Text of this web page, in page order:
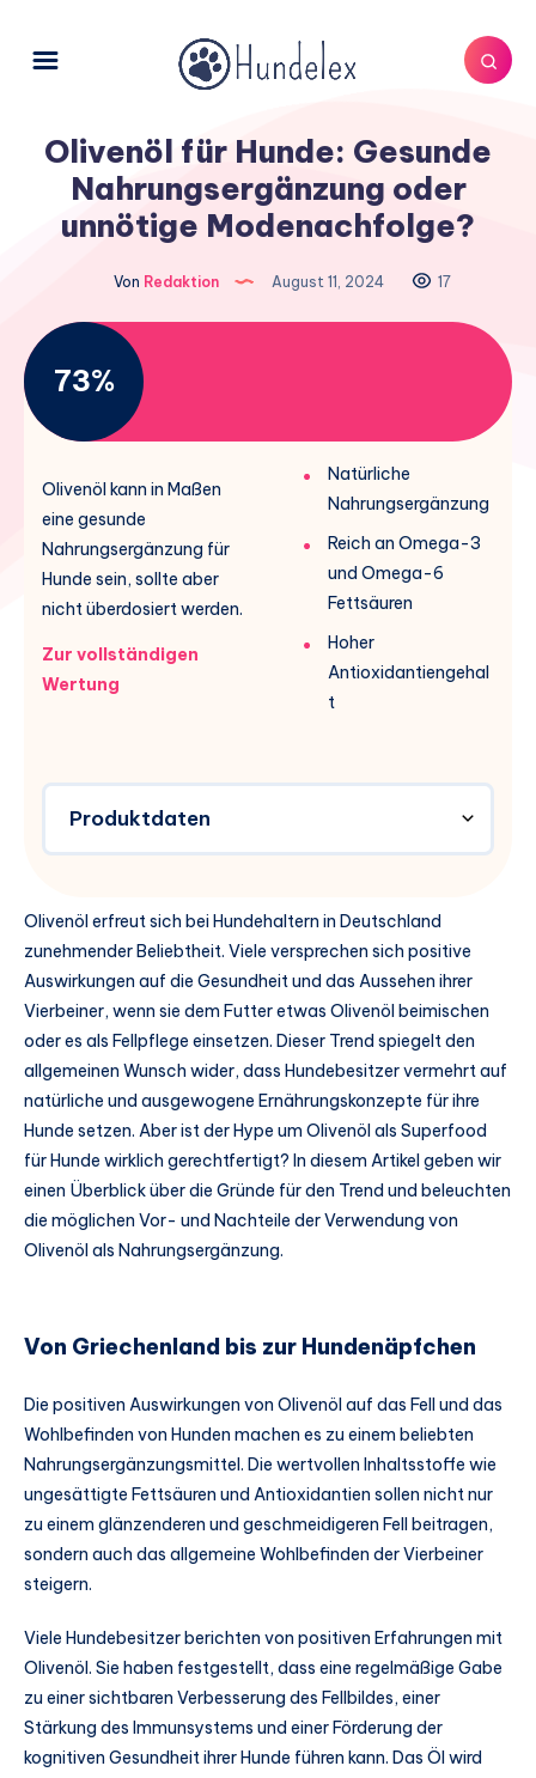
Olivenöl für Hunde: Gesunde
Nahrungsergänzung oder
unnötige Modenachfolge?
Von Redaktion August 11, 2024 17
73%
Olivenöl kann in Maßen
eine gesunde
Nahrungsergänzung für
Hunde sein, sollte aber
nicht überdosiert werden.
Zur vollständigen
Wertung
Natürliche
Nahrungsergänzung
Reich an Omega-3
und Omega-6
Fettsäuren
Hoher
Antioxidantiengehal
t
Produktdaten
Olivenöl erfreut sich bei Hundehaltern in Deutschland
zunehmender Beliebtheit. Viele versprechen sich positive
Auswirkungen auf die Gesundheit und das Aussehen ihrer
Vierbeiner, wenn sie dem Futter etwas Olivenöl beimischen
oder es als Fellpflege einsetzen. Dieser Trend spiegelt den
allgemeinen Wunsch wider, dass Hundebesitzer vermehrt auf
natürliche und ausgewogene Ernährungskonzepte für ihre
Hunde setzen. Aber ist der Hype um Olivenöl als Superfood
für Hunde wirklich gerechtfertigt? In diesem Artikel geben wir
einen Überblick über die Gründe für den Trend und beleuchten
die möglichen Vor- und Nachteile der Verwendung von
Olivenöl als Nahrungsergänzung.
Von Griechenland bis zur Hundenäpfchen
Die positiven Auswirkungen von Olivenöl auf das Fell und das
Wohlbefinden von Hunden machen es zu einem beliebten
Nahrungsergänzungsmittel. Die wertvollen Inhaltsstoffe wie
ungesättigte Fettsäuren und Antioxidantien sollen nicht nur
zu einem glänzenderen und geschmeidigeren Fell beitragen,
sondern auch das allgemeine Wohlbefinden der Vierbeiner
steigern.
Viele Hundebesitzer berichten von positiven Erfahrungen mit
Olivenöl. Sie haben festgestellt, dass eine regelmäßige Gabe
zu einer sichtbaren Verbesserung des Fellbildes, einer
Stärkung des Immunsystems und einer Förderung der
kognitiven Gesundheit ihrer Hunde führen kann. Das Öl wird